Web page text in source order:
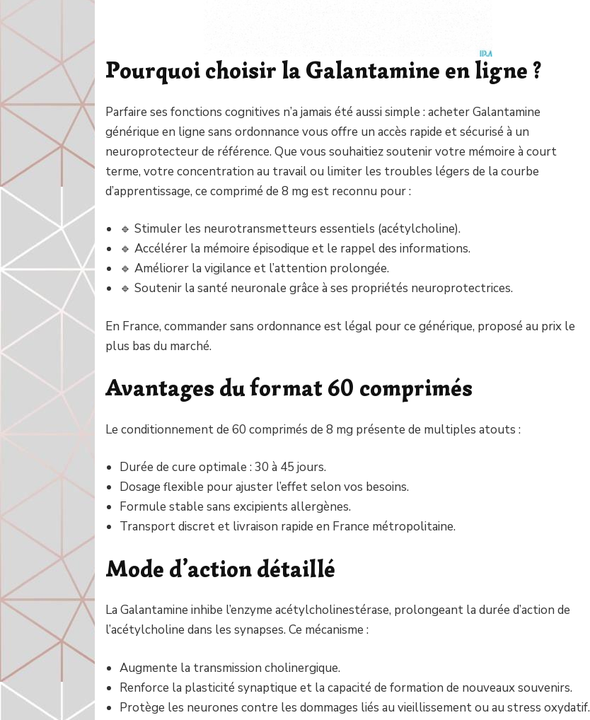
Pourquoi choisir la Galantamine en ligne ?
Parfaire ses fonctions cognitives n’a jamais été aussi simple : acheter Galantamine
générique en ligne sans ordonnance vous offre un accès rapide et sécurisé à un
neuroprotecteur de référence. Que vous souhaitiez soutenir votre mémoire à court
terme, votre concentration au travail ou limiter les troubles légers de la courbe
d’apprentissage, ce comprimé de 8 mg est reconnu pour :
🔹 Stimuler les neurotransmetteurs essentiels (acétylcholine).
🔹 Accélérer la mémoire épisodique et le rappel des informations.
🔹 Améliorer la vigilance et l’attention prolongée.
🔹 Soutenir la santé neuronale grâce à ses propriétés neuroprotectrices.
En France, commander sans ordonnance est légal pour ce générique, proposé au prix le
plus bas du marché.
Avantages du format 60 comprimés
Le conditionnement de 60 comprimés de 8 mg présente de multiples atouts :
Durée de cure optimale : 30 à 45 jours.
Dosage flexible pour ajuster l’effet selon vos besoins.
Formule stable sans excipients allergènes.
Transport discret et livraison rapide en France métropolitaine.
Mode d’action détaillé
La Galantamine inhibe l’enzyme acétylcholinestérase, prolongeant la durée d’action de
l’acétylcholine dans les synapses. Ce mécanisme :
Augmente la transmission cholinergique.
Renforce la plasticité synaptique et la capacité de formation de nouveaux souvenirs.
Protège les neurones contre les dommages liés au vieillissement ou au stress oxydatif.